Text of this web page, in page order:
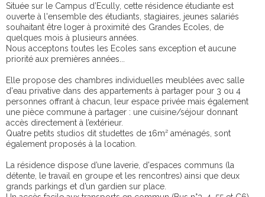
Située sur le Campus d’Ecully, cette résidence étudiante est
ouverte à l'ensemble des étudiants, stagiaires, jeunes salariés
souhaitant être loger à proximité des Grandes Ecoles, de
quelques mois à plusieurs années.
Nous acceptons toutes les Ecoles sans exception et aucune
priorité aux premières années...
Elle propose des chambres individuelles meublées avec salle
d'eau privative dans des appartements à partager pour 3 ou 4
personnes offrant à chacun, leur espace privée mais également
une pièce commune à partager : une cuisine/séjour donnant
accès directement à l’extérieur.
Quatre petits studios dit studettes de 16m² aménagés, sont
également proposés à la location.
La résidence dispose d’une laverie, d'espaces communs (la
détente, le travail en groupe et les rencontres) ainsi que deux
grands parkings et d’un gardien sur place.